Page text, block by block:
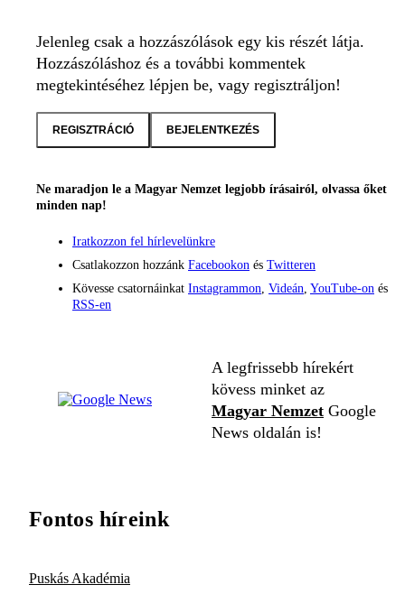
Jelenleg csak a hozzászólások egy kis részét látja.
Hozzászóláshoz és a további kommentek
megtekintéséhez lépjen be, vagy regisztráljon!
REGISZTRÁCIÓ BEJELENTKEZÉS
Ne maradjon le a Magyar Nemzet legjobb írásairól, olvassa őket
minden nap!
Iratkozzon fel hírlevelünkre
Csatlakozzon hozzánk Facebookon és Twitteren
Kövesse csatornáinkat Instagrammon, Videán, YouTube-on és
RSS-en
A legfrissebb hírekért
kövess minket az
Magyar Nemzet Google
News oldalán is!
Fontos híreink
Puskás Akadémia